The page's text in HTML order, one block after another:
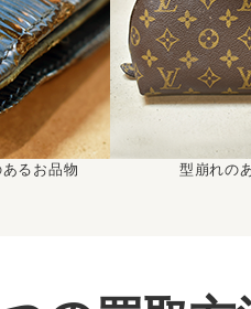
るお品物 型崩れの